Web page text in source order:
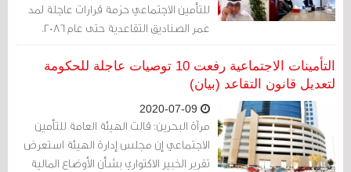
للتأمين الاجتماعي حزمة قرارات عاجلة لمد
عمر الصناديق التقاعدية حتى عام 2086.
التأمينات الاجتماعية رفعت 10 توصيات عاجلة للحكومة
لتعديل قانون التقاعد (بيان)
مرآة البحرين: قالت الهيئة العامة للتأمين
الاجتماعي إن مجلس إدارة الهيئة استعرض
تقرير الخبير الاكتواري بشأن الأوضاع المالية